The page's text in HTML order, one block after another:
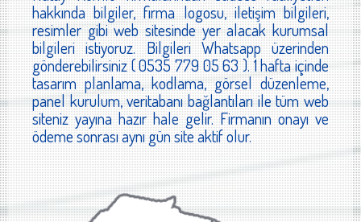
hakkında bilgiler, firma logosu, iletişim bilgileri,
resimler gibi web sitesinde yer alacak kurumsal
bilgileri istiyoruz. Bilgileri Whatsapp üzerinden
gönderebilirsiniz ( 0535 779 05 63 ). 1 hafta içinde
tasarım planlama, kodlama, görsel düzenleme,
panel kurulum, veritabanı bağlantıları ile tüm web
siteniz yayına hazır hale gelir. Firmanın onayı ve
ödeme sonrası aynı gün site aktif olur.